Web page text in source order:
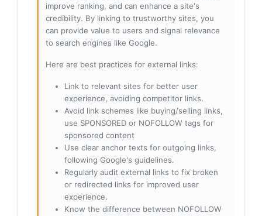
improve ranking, and can enhance a site's
credibility. By linking to trustworthy sites, you
can provide value to users and signal relevance
to search engines like Google.
Here are best practices for external links:
Link to relevant sites for better user
experience, avoiding competitor links.
Avoid link schemes like buying/selling links,
use SPONSORED or NOFOLLOW tags for
sponsored content
Use clear anchor texts for outgoing links,
following Google's guidelines.
Regularly audit external links to fix broken
or redirected links for improved user
experience.
Know the difference between NOFOLLOW